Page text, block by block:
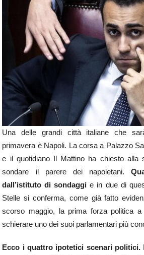
Una delle grandi città italiane che
primavera è Napoli. La corsa a Palazzo
e il quotidiano Il Mattino ha chiesto alla
sondare il parere dei napoletani.
dall’istituto di sondaggi e in due di
Stelle si conferma, come già fatto
scorso maggio, la prima forza politica
schierare uno dei suoi parlamentari più
Ecco i quattro ipotetici scenari politici.